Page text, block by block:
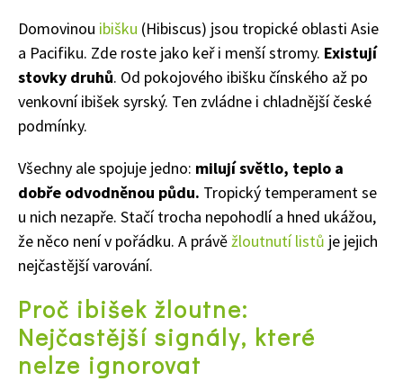
Domovinou ibišku (Hibiscus) jsou tropické oblasti Asie
a Pacifiku. Zde roste jako keř i menší stromy. Existují
stovky druhů. Od pokojového ibišku čínského až po
venkovní ibišek syrský. Ten zvládne i chladnější české
podmínky.
Všechny ale spojuje jedno: milují světlo, teplo a
dobře odvodněnou půdu. Tropický temperament se
u nich nezapře. Stačí trocha nepohodlí a hned ukážou,
že něco není v pořádku. A právě žloutnutí listů je jejich
nejčastější varování.
Proč ibišek žloutne:
Nejčastější signály, které
nelze ignorovat